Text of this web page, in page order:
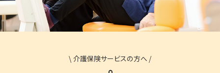
\ 介護保険サービスの方へ /